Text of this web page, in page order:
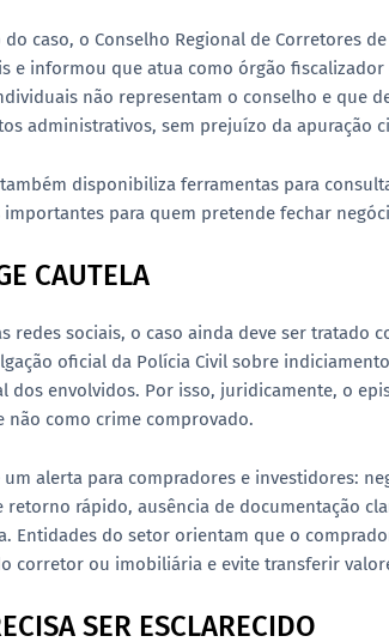
caso, o Conselho Regional de Corretores
e informou que atua como órgão
não representam o conselho e que
administrativos, sem prejuízo da apuração
também disponibiliza ferramentas para
para quem pretende fechar
CAUTELA
redes sociais, o caso ainda deve ser tratado
oficial da Polícia Civil sobre
dos envolvidos. Por isso, juridicamente, o
não como crime comprovado.
alerta para compradores e investidores:
retorno rápido, ausência de documentação
Entidades do setor orientam que o
corretor ou imobiliária e evite transferir
SER ESCLARECIDO